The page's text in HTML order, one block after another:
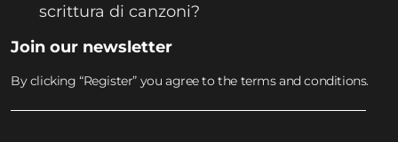
scrittura di canzoni?
Join our newsletter
By clicking “Register” you agree to the terms and conditions.